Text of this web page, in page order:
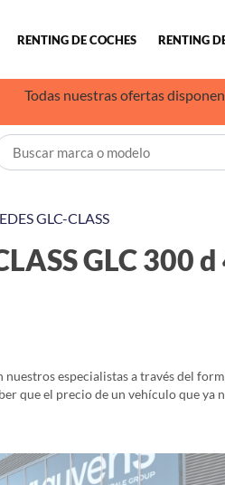
RENTING DE COCHES RENTING
Todas nuestras ofertas
GLC-CLASS
GLC 300
nuestros especialistas a través del
que el precio de un vehículo que ya